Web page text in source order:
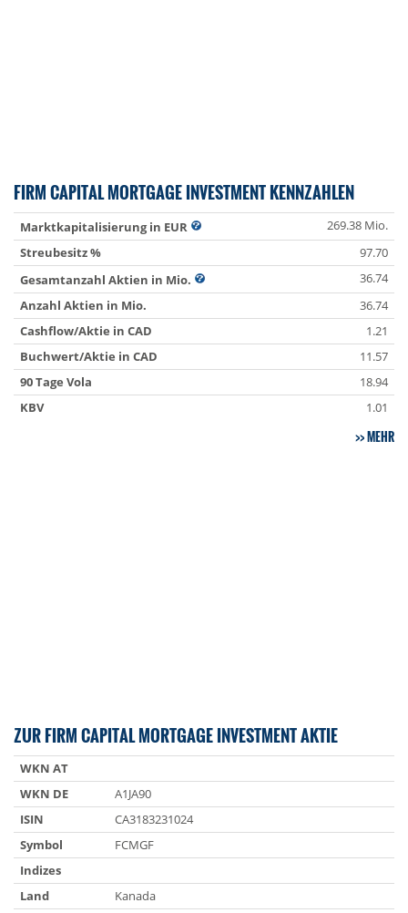
FIRM CAPITAL MORTGAGE INVESTMENT KENNZAHLEN
Marktkapitalisierung in EUR
269.38 Mio.
Streubesitz %
97.70
Gesamtanzahl Aktien in Mio.
36.74
Anzahl Aktien in Mio.
36.74
Cashflow/Aktie in CAD
1.21
Buchwert/Aktie in CAD
11.57
90 Tage Vola
18.94
KBV
1.01
MEHR
ZUR FIRM CAPITAL MORTGAGE INVESTMENT AKTIE
WKN AT
WKN DE
A1JA90
ISIN
CA3183231024
Symbol
FCMGF
Indizes
Land
Kanada